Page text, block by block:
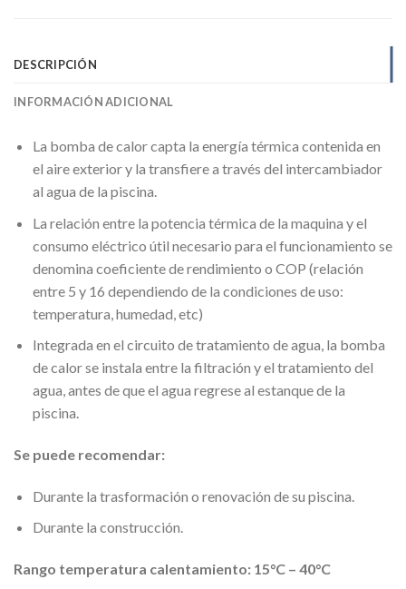
DESCRIPCIÓN
INFORMACIÓN ADICIONAL
La bomba de calor capta la energía térmica contenida en
el aire exterior y la transfiere a través del intercambiador
al agua de la piscina.
La relación entre la potencia térmica de la maquina y el
consumo eléctrico útil necesario para el funcionamiento se
denomina coeficiente de rendimiento o COP (relación
entre 5 y 16 dependiendo de la condiciones de uso:
temperatura, humedad, etc)
Integrada en el circuito de tratamiento de agua, la bomba
de calor se instala entre la filtración y el tratamiento del
agua, antes de que el agua regrese al estanque de la
piscina.
Se puede recomendar:
Durante la trasformación o renovación de su piscina.
Durante la construcción.
Rango temperatura calentamiento: 15°C – 40°C